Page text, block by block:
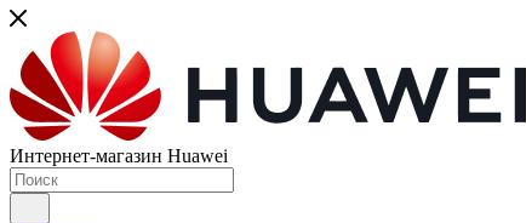
Интернет-магазин Huawei